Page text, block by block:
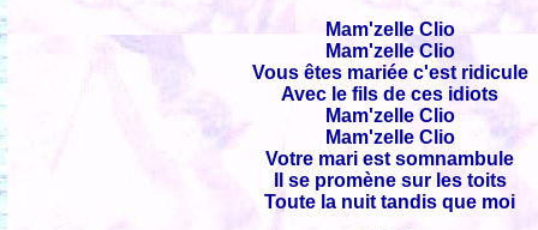
Mam'zelle Clio
Mam'zelle Clio
Vous êtes mariée c'est ridicule
Avec le fils de ces idiots
Mam'zelle Clio
Mam'zelle Clio
Votre mari est somnambule
Il se promène sur les toits
Toute la nuit tandis que moi